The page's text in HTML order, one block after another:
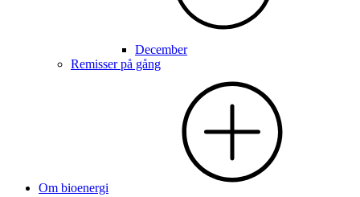
December
Remisser på gång
Om bioenergi